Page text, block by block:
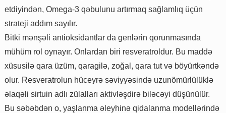
etdiyindən, Omega-3 qəbulunu artırmaq sağlamlıq üçün
strateji addım sayılır.
Bitki mənşəli antioksidantlar da genlərin qorunmasında
mühüm rol oynayır. Onlardan biri resveratroldur. Bu maddə
xüsusilə qara üzüm, qaragilə, zoğal, qara tut və böyürtkəndə
olur. Resveratrolun hüceyrə səviyyəsində uzunömürlülüklə
əlaqəli sirtuin adlı zülalları aktivləşdirə biləcəyi düşünülür.
Bu səbəbdən o, yaşlanma əleyhinə qidalanma modellərində